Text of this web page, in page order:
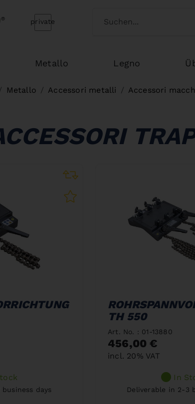
Bernardo Home Switch customertype
private
Metallo Legno
Metallo Accessori metalli Accessori
days
TH 550
Art. No. : 01-13880
456,00 €
incl. 20% VAT
In
Deliverable in 2-3